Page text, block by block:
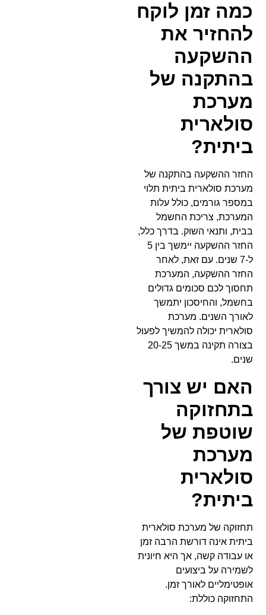
כמה זמן לוקח
להחזיר את
ההשקעה
בהתקנה של
מערכת
סולארית
ביתית?
החזר ההשקעה בהתקנה של
מערכת סולארית ביתית תלוי
במספר גורמים, כולל עלות
המערכת, צריכת החשמל
בבית, ותנאי השוק. בדרך כלל,
החזר ההשקעה יימשך בין 5
ל-7 שנים. עם זאת, לאחר
החזר ההשקעה, המערכת
תחסוך לכם סכומים גדולים
בחשמל, והחיסכון יתמשך
לאורך השנים. מערכת
סולארית יכולה להמשיך לפעול
בצורה תקינה במשך 20-25
שנים.
האם יש צורך
בתחזוקה
שוטפת של
מערכת
סולארית
ביתית?
תחזוקה של מערכת סולארית
ביתית אינה דורשת הרבה זמן
או עבודה קשה, אך היא חיונית
לשמירה על ביצועים
אופטימליים לאורך זמן.
התחזוקה כוללת: